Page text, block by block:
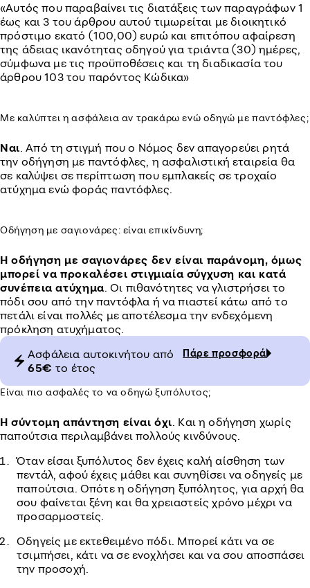
«Αυτός που παραβαίνει τις διατάξεις των παραγράφων 1
έως και 3 του άρθρου αυτού τιμωρείται με διοικητικό
πρόστιμο εκατό (100,00) ευρώ και επιτόπου αφαίρεση
της άδειας ικανότητας οδηγού για τριάντα (30) ημέρες,
σύμφωνα με τις προϋποθέσεις και τη διαδικασία του
άρθρου 103 του παρόντος Κώδικα»
Με καλύπτει η ασφάλεια αν τρακάρω ενώ οδηγώ με παντόφλες;
Ναι. Από τη στιγμή που ο Νόμος δεν απαγορεύει ρητά
την οδήγηση με παντόφλες, η ασφαλιστική εταιρεία θα
σε καλύψει σε περίπτωση που εμπλακείς σε τροχαίο
ατύχημα ενώ φοράς παντόφλες.
Οδήγηση με σαγιονάρες: είναι επικίνδυνη;
Η οδήγηση με σαγιονάρες δεν είναι παράνομη, όμως
μπορεί να προκαλέσει στιγμιαία σύγχυση και κατά
συνέπεια ατύχημα. Οι πιθανότητες να γλιστρήσει το
πόδι σου από την παντόφλα ή να πιαστεί κάτω από το
πετάλι είναι πολλές με αποτέλεσμα την ενδεχόμενη
πρόκληση ατυχήματος.
Aσφάλεια αυτοκινήτου από
65€ το έτος
Πάρε προσφορά
Είναι πιο ασφαλές το να οδηγώ ξυπόλυτος;
Η σύντομη απάντηση είναι όχι. Και η οδήγηση χωρίς
παπούτσια περιλαμβάνει πολλούς κινδύνους.
Όταν είσαι ξυπόλυτος δεν έχεις καλή αίσθηση των
πεντάλ, αφού έχεις μάθει και συνηθίσει να οδηγείς με
παπούτσια. Οπότε η οδήγηση ξυπόλητος, για αρχή θα
σου φαίνεται ξένη και θα χρειαστείς χρόνο μέχρι να
προσαρμοστείς.
Οδηγείς με εκτεθειμένο πόδι. Μπορεί κάτι να σε
τσιμπήσει, κάτι να σε ενοχλήσει και να σου αποσπάσει
την προσοχή.